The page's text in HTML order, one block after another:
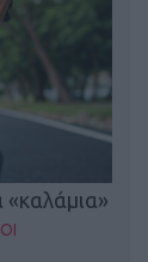
«καλάμια»